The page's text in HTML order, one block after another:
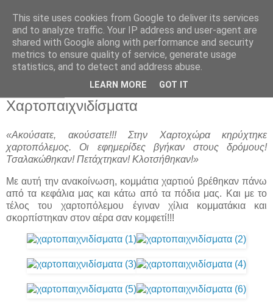
Παιδικός Σταθμός-
Νηπιαγωγείο "ΔΕΛΑΣΑΛ"
Χαρτοπαιχνιδίσματα
«Ακούσατε, ακούσατε!!! Στην Χαρτοχώρα κηρύχτηκε
χαρτοπόλεμος. Οι εφημερίδες βγήκαν στους δρόμους!
Τσαλακώθηκαν! Πετάχτηκαν! Κλοτσήθηκαν!»
Με αυτή την ανακοίνωση, κομμάτια χαρτιού βρέθηκαν πάνω
από τα κεφάλια μας και κάτω από τα πόδια μας. Και με το
τέλος του χαρτοπόλεμου έγιναν χίλια κομματάκια και
σκορπίστηκαν στον αέρα σαν κομφετί!!!
This site uses cookies from Google to deliver its services
and to analyze traffic. Your IP address and user-agent are
shared with Google along with performance and security
metrics to ensure quality of service, generate usage
statistics, and to detect and address abuse.
LEARN MORE GOT IT